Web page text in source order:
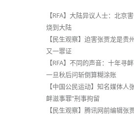
【RFA】大陆异议人士：北京
烧到大陆
【民生观察】迫害张贾龙是贵
又一罪证
【RFA】不同的声音：十年寻
一旦秋后问斩倒算糊涂账
【中国公民运动】知名媒体人
衅滋事罪”刑事拘留
【民生观察】腾讯网前编辑张